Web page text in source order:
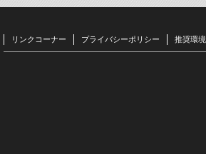
リンクコーナー プライバシーポリシー 推奨環境